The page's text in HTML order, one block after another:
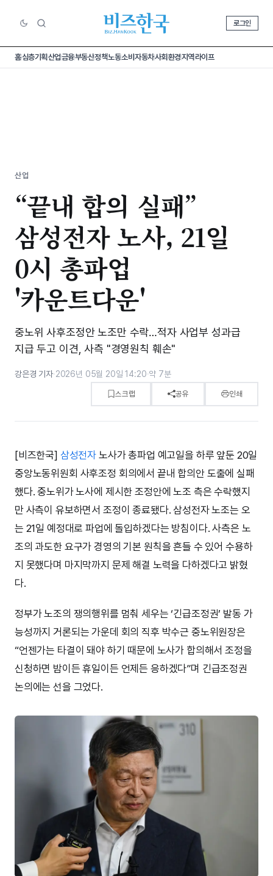
로그인
홈심층기획산업금융부동산정책노동소비 자동차사회환경지역라이프
산업
“끝내 합의 실패”
삼성전자 노사, 21일
0시 총파업
'카운트다운'
중노위 사후조정안 노조만 수락…적자 사업부 성과급
지급 두고 이견, 사측 "경영원칙 훼손"
강은경 기자·2026년 05월 20일 14:20·약 7분
스크랩 공유 인쇄
[비즈한국] 삼성전자 노사가 총파업 예고일을 하루 앞둔 20일
중앙노동위원회 사후조정 회의에서 끝내 합의안 도출에 실패
했다. 중노위가 노사에 제시한 조정안에 노조 측은 수락했지
만 사측이 유보하면서 조정이 종료됐다. 삼성전자 노조는 오
는 21일 예정대로 파업에 돌입하겠다는 방침이다. 사측은 노
조의 과도한 요구가 경영의 기본 원칙을 흔들 수 있어 수용하
지 못했다며 마지막까지 문제 해결 노력을 다하겠다고 밝혔
다.
정부가 노조의 쟁의행위를 멈춰 세우는 ‘긴급조정권’ 발동 가
능성까지 거론되는 가운데 회의 직후 박수근 중노위원장은
“언젠가는 타결이 돼야 하기 때문에 노사가 합의해서 조정을
신청하면 밤이든 휴일이든 언제든 응하겠다”며 긴급조정권
논의에는 선을 그었다.